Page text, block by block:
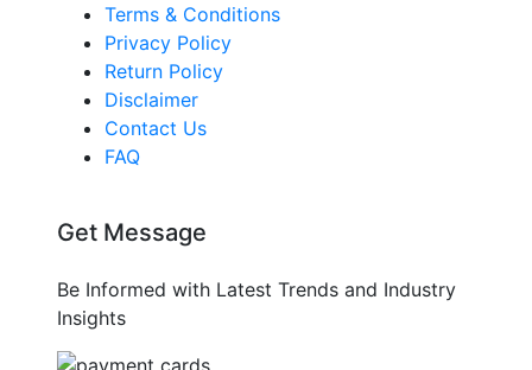
Terms & Conditions
Privacy Policy
Return Policy
Disclaimer
Contact Us
FAQ
Get Message
Be Informed with Latest Trends and Industry
Insights